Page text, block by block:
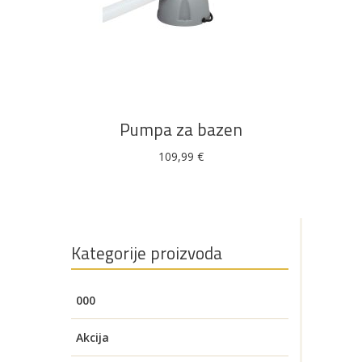
galanterija
Pumpa za bazen
109,99 €
Kategorije proizvoda
000
Akcija